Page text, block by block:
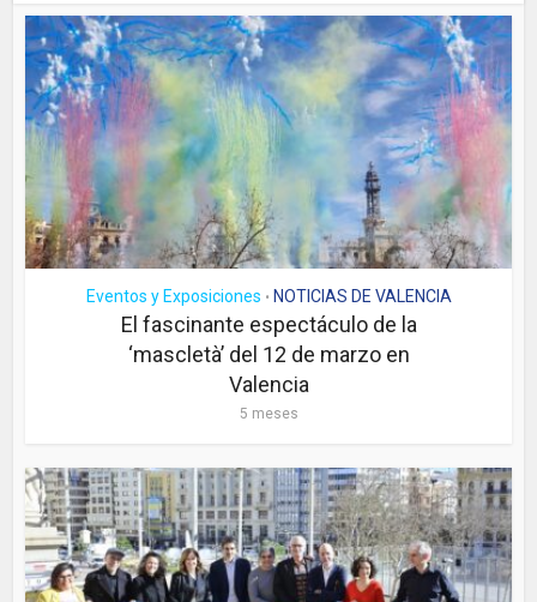
Eventos y Exposiciones • NOTICIAS DE VALENCIA
El fascinante espectáculo de la
‘mascletà’ del 12 de marzo en
Valencia
5 meses